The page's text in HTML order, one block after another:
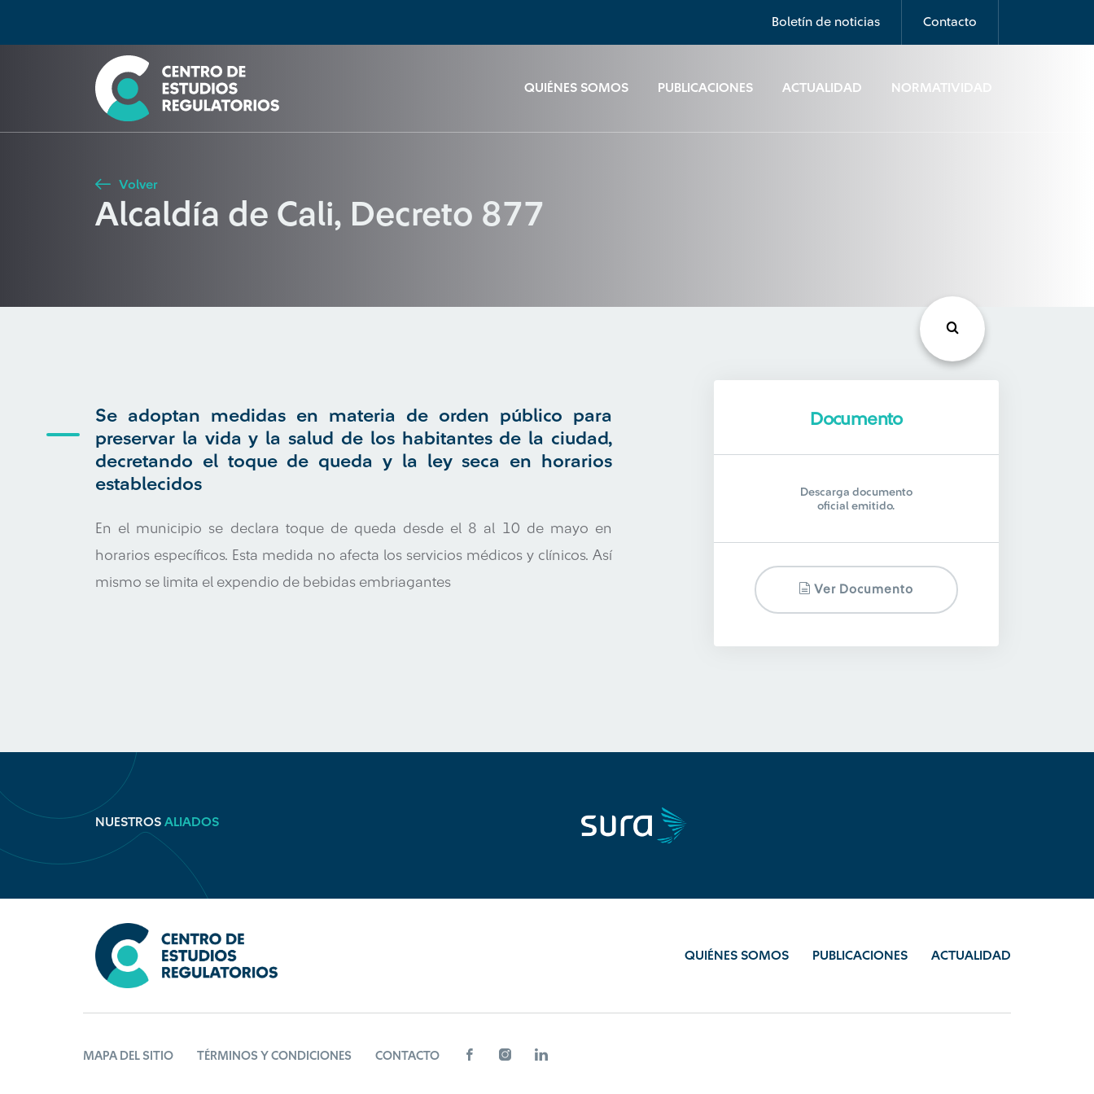
Boletín de noticias Contacto
QUIÉNES SOMOS PUBLICACIONES ACTUALIDAD NORMATIVIDAD
Seleccione país
Buscar
Volver
Alcaldía de Cali, Decreto 877
Se adoptan medidas en materia de orden público para
preservar la vida y la salud de los habitantes de la ciudad,
decretando el toque de queda y la ley seca en horarios
establecidos
En el municipio se declara toque de queda desde el 8 al 10 de mayo en
horarios específicos. Esta medida no afecta los servicios médicos y clínicos. Así
mismo se limita el expendio de bebidas embriagantes
Documento
Descarga documento
oficial emitido.
Ver Documento
NUESTROS ALIADOS
QUIÉNES SOMOS PUBLICACIONES ACTUALIDAD
MAPA DEL SITIO TÉRMINOS Y CONDICIONES CONTACTO